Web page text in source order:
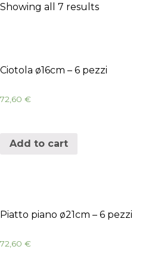
Showing all 7 results
Ciotola ø16cm – 6 pezzi
72,60 €
Add to cart
Piatto piano ø21cm – 6 pezzi
72,60 €